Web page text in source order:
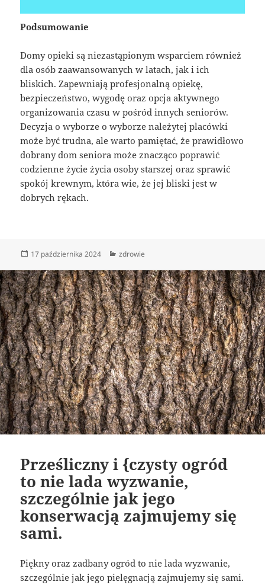
Podsumowanie
Domy opieki są niezastąpionym wsparciem również
dla osób zaawansowanych w latach, jak i ich
bliskich. Zapewniają profesjonalną opiekę,
bezpieczeństwo, wygodę oraz opcja aktywnego
organizowania czasu w pośród innych seniorów.
Decyzja o wyborze o wyborze należytej placówki
może być trudna, ale warto pamiętać, że prawidłowo
dobrany dom seniora może znacząco poprawić
codzienne życie życia osoby starszej oraz sprawić
spokój krewnym, która wie, że jej bliski jest w
dobrych rękach.
Data
17 października 2024 Kategorie
zdrowie
Prześliczny i {czysty ogród
to nie lada wyzwanie,
szczególnie jak jego
konserwacją zajmujemy się
sami.
Piękny oraz zadbany ogród to nie lada wyzwanie,
szczególnie jak jego pielęgnacją zajmujemy się sami.